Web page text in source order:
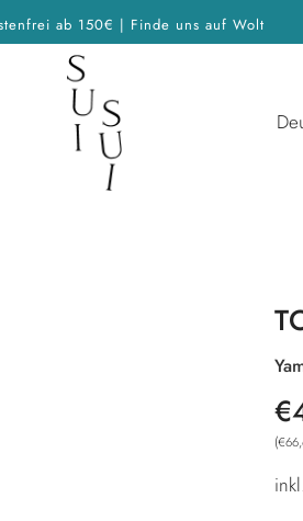
ab 150€ | Finde uns auf Wolt
(